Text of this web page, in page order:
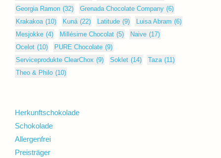
Georgia Ramon (32) Grenada Chocolate Company (6)
Krakakoa (10) Kuná (22) Latitude (9) Luisa Abram (6)
Mesjokke (4) Millésime Chocolat (5) Naive (17)
Ocelot (10) PURE Chocolate (9)
Serviceprodukte ClearChox (9) Soklet (14) Taza (11)
Theo & Philo (10)
Herkunftschokolade
Schokolade
Allergenfrei
Preisträger